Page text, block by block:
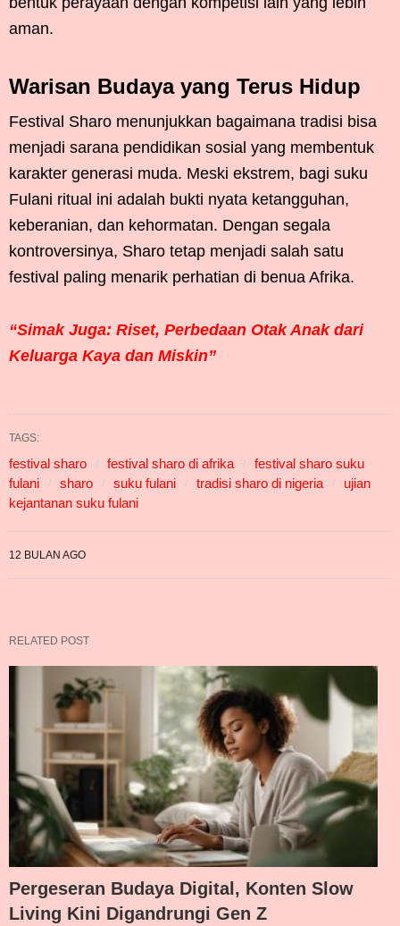
aman.
Warisan Budaya yang Terus Hidup
Festival Sharo menunjukkan bagaimana tradisi bisa
menjadi sarana pendidikan sosial yang membentuk
karakter generasi muda. Meski ekstrem, bagi suku
Fulani ritual ini adalah bukti nyata ketangguhan,
keberanian, dan kehormatan. Dengan segala
kontroversinya, Sharo tetap menjadi salah satu
festival paling menarik perhatian di benua Afrika.
“Simak Juga: Riset, Perbedaan Otak Anak dari
Keluarga Kaya dan Miskin”
TAGS:
festival sharo festival sharo di afrika
festival sharo suku
fulani
sharo suku fulani tradisi sharo di nigeria
ujian
kejantanan suku fulani
12 BULAN AGO
RELATED POST
Pergeseran Budaya Digital, Konten Slow
Living Kini Digandrungi Gen Z